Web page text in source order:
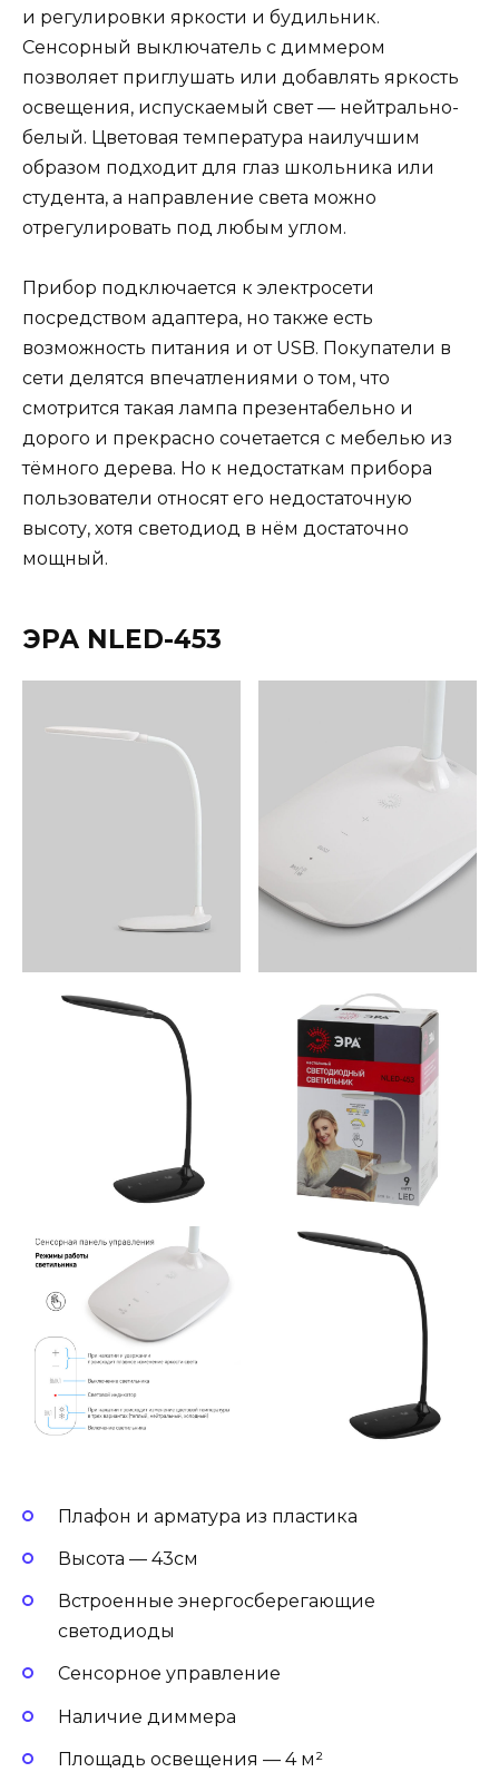
и регулировки яркости и будильник.
Сенсорный выключатель с диммером
позволяет приглушать или добавлять яркость
освещения, испускаемый свет — нейтрально-
белый. Цветовая температура наилучшим
образом подходит для глаз школьника или
студента, а направление света можно
отрегулировать под любым углом.
Прибор подключается к электросети
посредством адаптера, но также есть
возможность питания и от USB. Покупатели в
сети делятся впечатлениями о том, что
смотрится такая лампа презентабельно и
дорого и прекрасно сочетается с мебелью из
тёмного дерева. Но к недостаткам прибора
пользователи относят его недостаточную
высоту, хотя светодиод в нём достаточно
мощный.
ЭРА NLED-453
Плафон и арматура из пластика
Высота — 43см
Встроенные энергосберегающие
светодиоды
Сенсорное управление
Наличие диммера
Площадь освещения — 4 м²